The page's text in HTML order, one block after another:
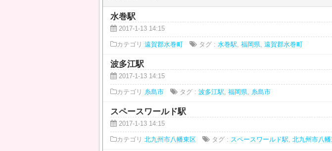
水巻駅
2017-1-13 14:15
カテゴリ 遠賀郡水巻町 タグ : 水巻駅 福岡県, 遠賀郡水巻町
波多江駅
2017-1-13 14:15
カテゴリ 糸島市 タグ : 波多江駅 福岡県, 糸島市
スペースワールド駅
2017-1-13 14:15
カテゴリ 北九州市八幡東区 タグ : スペースワールド駅 北九州市八